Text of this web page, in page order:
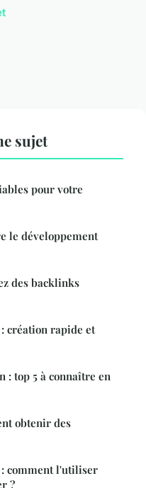
sujet
pour votre
le développement
des backlinks
création rapide et
: top 5 à connaître en
obtenir des
comment l'utiliser
?